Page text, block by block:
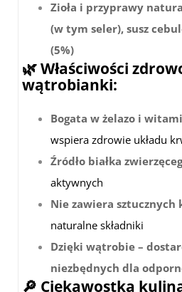
Zioła i przyprawy
(w tym seler), susz
(5%)
🌿 Właściwości
wątrobianki:
Bogata w żelazo i
wspiera zdrowie układu
Źródło białka
aktywnych
Nie zawiera sztucznych
naturalne składniki
Dzięki wątrobie –
niezbędnych dla
🔎 Ciekawostka